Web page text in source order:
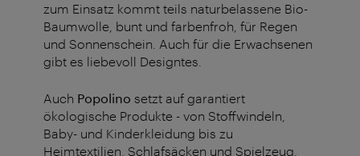
zum Einsatz kommt teils naturbelassene Bio-
Baumwolle, bunt und farbenfroh, für Regen
und Sonnenschein. Auch für die Erwachsenen
gibt es liebevoll Designtes.
Auch Popolino setzt auf garantiert
ökologische Produkte - von Stoffwindeln,
Baby- und Kinderkleidung bis zu
Heimtextilien, Schlafsäcken und Spielzeug.